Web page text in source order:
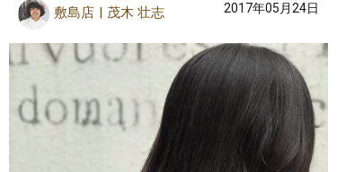
敷島店 茂木 壮志 2017年05月24日